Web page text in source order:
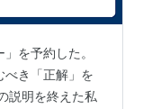
を予約した。
べき「正解」を
説明を終えた私